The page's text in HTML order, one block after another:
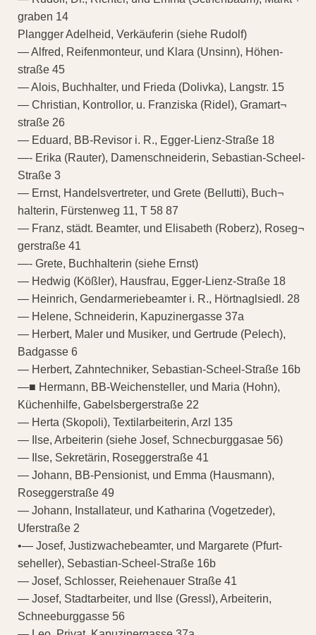
graben 14
Plangger Adelheid, Verkäuferin (siehe Rudolf)
— Alfred, Reifenmonteur, und Klara (Unsinn), Höhen-
straße 45
— Alois, Buchhalter, und Frieda (Dolivka), Langstr. 15
— Christian, Kontrollor, u. Franziska (Ridel), Gramart¬
straße 26
— Eduard, BB-Revisor i. R., Egger-Lienz-Straße 18
—- Erika (Rauter), Damenschneiderin, Sebastian-Scheel-
Straße 3
— Ernst, Handelsvertreter, und Grete (Bellutti), Buch¬
halterin, Fürstenweg 11, T 58 87
— Franz, städt. Beamter, und Elisabeth (Roberz), Roseg¬
gerstraße 41
—- Grete, Buchhalterin (siehe Ernst)
— Hedwig (Kößler), Hausfrau, Egger-Lienz-Straße 18
— Heinrich, Gendarmeriebeamter i. R., Hörtnaglsiedl. 28
— Helene, Schneiderin, Kapuzinergasse 37a
— Herbert, Maler und Musiker, und Gertrude (Pelech),
Badgasse 6
— Herbert, Zahntechniker, Sebastian-Scheel-Straße 16b
—■ Hermann, BB-Weichensteller, und Maria (Hohn),
Küchenhilfe, Gabelsbergerstraße 22
— Herta (Skopoli), Textilarbeiterin, Arzl 135
— Ilse, Arbeiterin (siehe Josef, Schnecburggasae 56)
— Ilse, Sekretärin, Roseggerstraße 41
— Johann, BB-Pensionist, und Emma (Hausmann),
Roseggerstraße 49
— Johann, Installateur, und Katharina (Vogetzeder),
Uferstraße 2
•— Josef, Justizwachebeamter, und Margarete (Pfurt-
seheller), Sebastian-Scheel-Straße 16b
— Josef, Schlosser, Reiehenauer Straße 41
— Josef, Stadtarbeiter, und Ilse (Gressl), Arbeiterin,
Schneeburggasse 56